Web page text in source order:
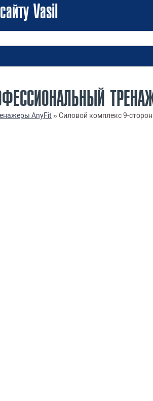
Vasil
AnyFit »Силовой комплекс 9-